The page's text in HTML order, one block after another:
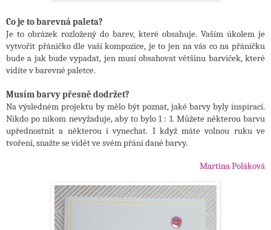
Co je to barevná paleta?
Je to obrázek rozložený do barev, které obsahuje. Vaším úkolem je
vytvořit přáníčko dle vaší kompozice, je to jen na vás co na přáníčku
bude a jak bude vypadat, jen musí obsahovat většinu barviček, které
vidíte v barevné paletce.
Musím barvy přesně dodržet?
Na výsledném projektu by mělo být poznat, jaké barvy byly inspirací.
Nikdo po nikom nevyžaduje, aby to bylo 1 : 1. Můžete některou barvu
upřednostnit a některou i vynechat. I když máte volnou ruku ve
tvoření, snažte se vidět ve svém přání dané barvy.
Martina Poláková